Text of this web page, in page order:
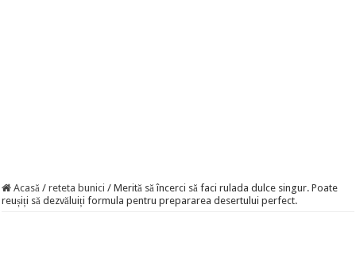
Acasă / reteta bunici / Merită să încerci să faci rulada dulce singur. Poate
reușiți să dezvăluiți formula pentru prepararea desertului perfect.